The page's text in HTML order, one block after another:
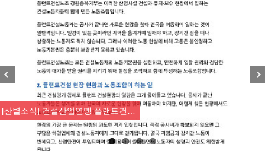
[산별소식] 건설산업연맹 플랜트건…